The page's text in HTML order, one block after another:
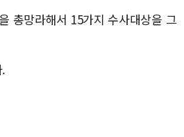
총망라해서 15가지 수사대상을 그